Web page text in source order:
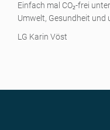
Einfach mal CO₂-frei
Umwelt, Gesundheit und
LG Karin Vöst